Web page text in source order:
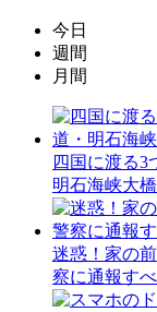
今日
週間
月間
四国に渡る3
明石海峡大
迷惑！家の
察に通報す